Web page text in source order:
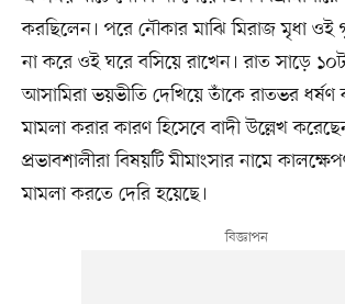
করছিলেন। পরে নৌকার মাঝি মিরাজ মৃধা ওই
না করে ওই ঘরে বসিয়ে রাখেন। রাত সাড়ে
আসামিরা ভয়ভীতি দেখিয়ে তাঁকে রাতভর
মামলা করার কারণ হিসেবে বাদী উল্লেখ
প্রভাবশালীরা বিষয়টি মীমাংসার নামে
মামলা করতে দেরি হয়েছে।